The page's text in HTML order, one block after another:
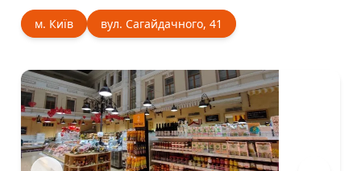
м. Київ вул. Сагайдачного, 41